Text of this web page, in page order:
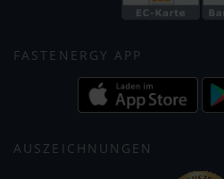
FASTENERGY APP
AUSZEICHNUNGEN